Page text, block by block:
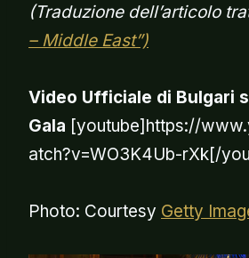
(Traduzione dell’articolo
– Middle East”)
Video Ufficiale di Bulgari
Gala [youtube]https://
atch?v=WO3K4Ub-rXk[/
Photo: Courtesy Getty